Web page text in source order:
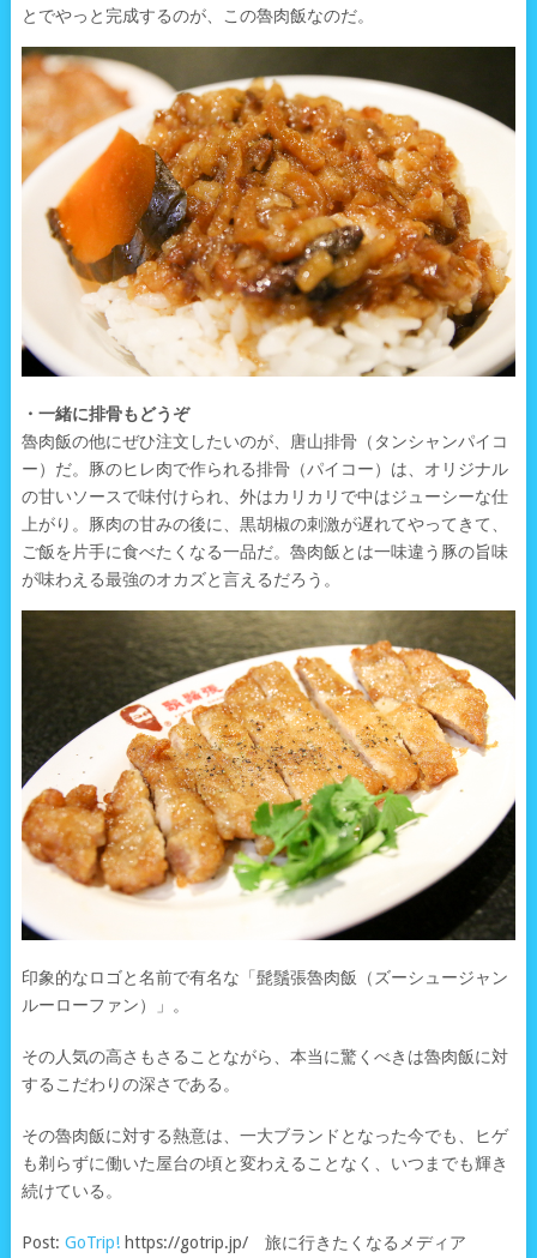
とでやっと完成するのが、この魯肉飯なのだ。
・一緒に排骨もどうぞ
魯肉飯の他にぜひ注文したいのが、唐山排骨（タンシャンパイコ
ー）だ。豚のヒレ肉で作られる排骨（パイコー）は、オリジナル
の甘いソースで味付けられ、外はカリカリで中はジューシーな仕
上がり。豚肉の甘みの後に、黒胡椒の刺激が遅れてやってきて、
ご飯を片手に食べたくなる一品だ。魯肉飯とは一味違う豚の旨味
が味わえる最強のオカズと言えるだろう。
印象的なロゴと名前で有名な「髭鬚張魯肉飯（ズーシュージャン
ルーローファン）」。
その人気の高さもさることながら、本当に驚くべきは魯肉飯に対
するこだわりの深さである。
その魯肉飯に対する熱意は、一大ブランドとなった今でも、ヒゲ
も剃らずに働いた屋台の頃と変わえることなく、いつまでも輝き
続けている。
Post: GoTrip!https://gotrip.jp/ 旅に行きたくなるメディア